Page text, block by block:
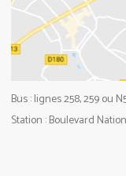
Bus : lignes 258, 259 ou
Station : Boulevard